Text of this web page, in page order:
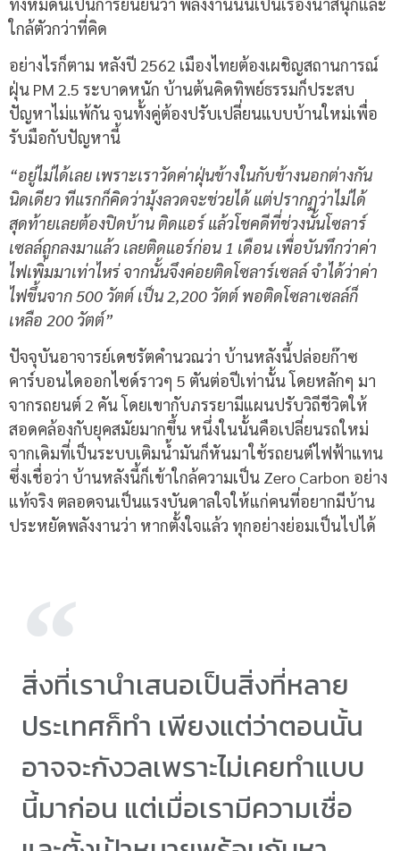
ใกล้ตัวกว่าที่คิด
อย่างไรก็ตาม หลังปี 2562 เมืองไทยต้องเผชิญสถานการณ์
ฝุ่น PM 2.5 ระบาดหนัก บ้านต้นคิดทิพย์ธรรมก็ประสบ
ปัญหาไม่แพ้กัน จนทั้งคู่ต้องปรับเปลี่ยนแบบบ้านใหม่เพื่อ
รับมือกับปัญหานี้
“อยู่ไม่ได้เลย เพราะเราวัดค่าฝุ่นข้างในกับข้างนอกต่างกัน
นิดเดียว ทีแรกก็คิดว่ามุ้งลวดจะช่วยได้ แต่ปรากฏว่าไม่ได้
สุดท้ายเลยต้องปิดบ้าน ติดแอร์ แล้วโชคดีที่ช่วงนั้นโซลาร์
เซลล์ถูกลงมาแล้ว เลยติดแอร์ก่อน 1 เดือน เพื่อบันทึกว่าค่า
ไฟเพิ่มมาเท่าไหร่ จากนั้นจึงค่อยติดโซลาร์เซลล์ จำได้ว่าค่า
ไฟขึ้นจาก 500 วัตต์ เป็น 2,200 วัตต์ พอติดโซลาเซลล์ก็
เหลือ 200 วัตต์”
ปัจจุบันอาจารย์เดชรัตคำนวณว่า บ้านหลังนี้ปล่อยก๊าซ
คาร์บอนไดออกไซด์ราวๆ 5 ตันต่อปีเท่านั้น โดยหลักๆ มา
จากรถยนต์ 2 คัน โดยเขากับภรรยามีแผนปรับวิถีชีวิตให้
สอดคล้องกับยุคสมัยมากขึ้น หนึ่งในนั้นคือเปลี่ยนรถใหม่
จากเดิมที่เป็นระบบเติมน้ำมันก็หันมาใช้รถยนต์ไฟฟ้าแทน
ซึ่งเชื่อว่า บ้านหลังนี้ก็เข้าใกล้ความเป็น Zero Carbon อย่าง
แท้จริง ตลอดจนเป็นแรงบันดาลใจให้แก่คนที่อยากมีบ้าน
ประหยัดพลังงานว่า หากตั้งใจแล้ว ทุกอย่างย่อมเป็นไปได้
สิ่งที่เรานำเสนอเป็นสิ่งที่หลาย
ประเทศก็ทำ เพียงแต่ว่าตอนนั้น
อาจจะกังวลเพราะไม่เคยทำแบบ
นี้มาก่อน แต่เมื่อเรามีความเชื่อ